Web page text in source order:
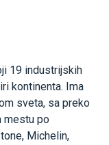
19 industrijskih
kontinenta. Ima
sveta, sa preko
mestu po
Michelin,